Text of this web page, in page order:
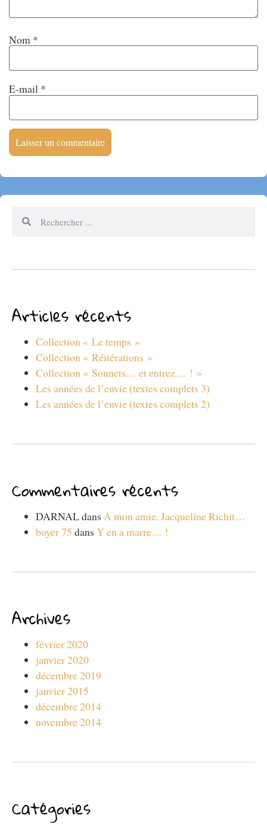
Nom *
E-mail *
Articles récents
Collection « Le temps »
Collection « Réitérations »
Collection « Sonnets… et entrez… ! »
Les années de l’envie (textes complets 3)
Les années de l’envie (textes complets 2)
Commentaires récents
DARNALdans A mon amie, Jacqueline Richit…
boyer 75 dans Y en a marre… !
Archives
février 2020
janvier 2020
décembre 2019
janvier 2015
décembre 2014
novembre 2014
Catégories